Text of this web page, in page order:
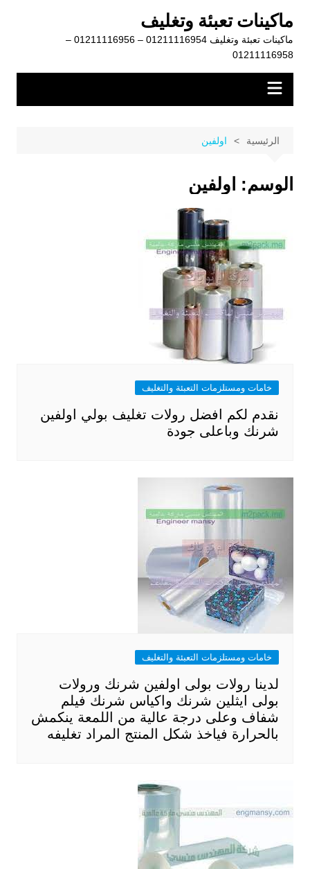
المحتوى
ماكينات تعبئة وتغليف
ماكينات تعبئة وتغليف 01211116954 – 01211116956 –
01211116958
الرئيسية اولفين
الوسم: اولفين
خامات ومستلزمات التعبئة والتغليف
نقدم لكم افضل رولات تغليف بولي اولفين
شرنك وباعلى جودة
خامات ومستلزمات التعبئة والتغليف
لدينا رولات بولى اولفين شرنك ورولات
بولى ايثلين شرنك واكياس شرنك فيلم
شفاف وعلى درجة عالية من اللمعة ينكمش
بالحرارة فياخذ شكل المنتج المراد تغليفه